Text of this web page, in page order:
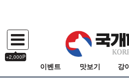
+2,000P
이벤트 맛보기 강